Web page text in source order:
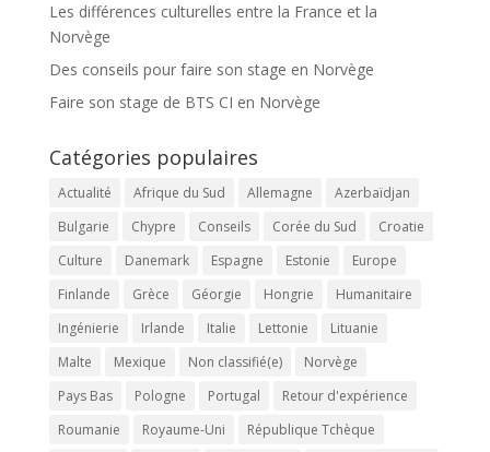
Les différences culturelles entre la France et la
Norvège
Des conseils pour faire son stage en Norvège
Faire son stage de BTS CI en Norvège
Catégories populaires
Actualité Afrique du Sud Allemagne
Azerbaïdjan
Bulgarie
Chypre Conseils Corée du Sud
Croatie
Culture
Danemark Espagne Estonie
Europe
Finlande
Grèce Géorgie Hongrie
Humanitaire
Ingénierie
Irlande Italie Lettonie
Lituanie
Malte
Mexique Non classifié(e)
Norvège
Pays Bas
Pologne Portugal
Retour d'expérience
Roumanie
Royaume-Uni République Tchèque